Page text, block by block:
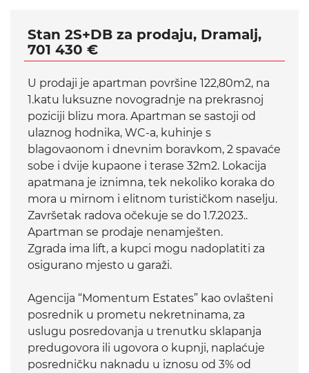
Stan 2S+DB za prodaju, Dramalj,
701 430 €
U prodaji je apartman površine 122,80m2, na
1.katu luksuzne novogradnje na prekrasnoj
poziciji blizu mora. Apartman se sastoji od
ulaznog hodnika, WC-a, kuhinje s
blagovaonom i dnevnim boravkom, 2 spavaće
sobe i dvije kupaone i terase 32m2. Lokacija
apatmana je iznimna, tek nekoliko koraka do
mora u mirnom i elitnom turističkom naselju.
Završetak radova očekuje se do 1.7.2023..
Apartman se prodaje nenamješten.
Zgrada ima lift, a kupci mogu nadoplatiti za
osigurano mjesto u garaži.
Agencija “Momentum Estates” kao ovlašteni
posrednik u prometu nekretninama, za
uslugu posredovanja u trenutku sklapanja
predugovora ili ugovora o kupnji, naplaćuje
posredničku naknadu u iznosu od 3% od